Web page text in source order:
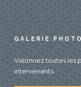
GALERIE PHOTO
Visionnez toutes les
intervenants.